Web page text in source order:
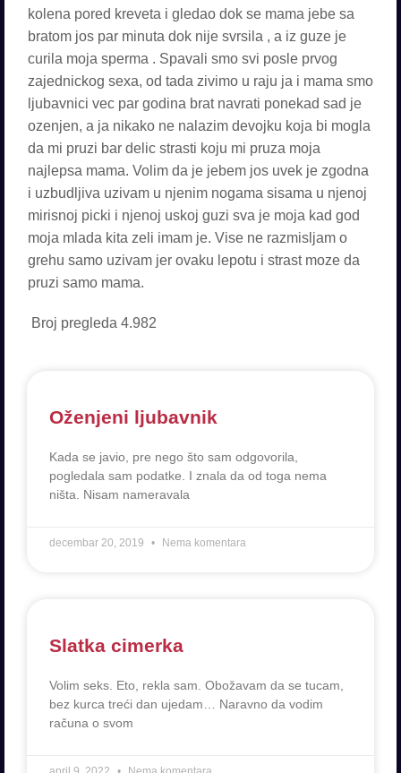
kolena pored kreveta i gledao dok se mama jebe sa
bratom jos par minuta dok nije svrsila , a iz guze je
curila moja sperma . Spavali smo svi posle prvog
zajednickog sexa, od tada zivimo u raju ja i mama smo
ljubavnici vec par godina brat navrati ponekad sad je
ozenjen, a ja nikako ne nalazim devojku koja bi mogla
da mi pruzi bar delic strasti koju mi pruza moja
najlepsa mama. Volim da je jebem jos uvek je zgodna
i uzbudljiva uzivam u njenim nogama sisama u njenoj
mirisnoj picki i njenoj uskoj guzi sva je moja kad god
moja mlada kita zeli imam je. Vise ne razmisljam o
grehu samo uzivam jer ovaku lepotu i strast moze da
pruzi samo mama.
Broj pregleda 4.982
Oženjeni ljubavnik
Kada se javio, pre nego što sam odgovorila,
pogledala sam podatke. I znala da od toga nema
ništa. Nisam nameravala
decembar 20, 2019 Nema komentara
Slatka cimerka
Volim seks. Eto, rekla sam. Obožavam da se tucam,
bez kurca treći dan ujedam… Naravno da vodim
računa o svom